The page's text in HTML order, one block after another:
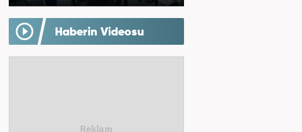
Haberin Videosu